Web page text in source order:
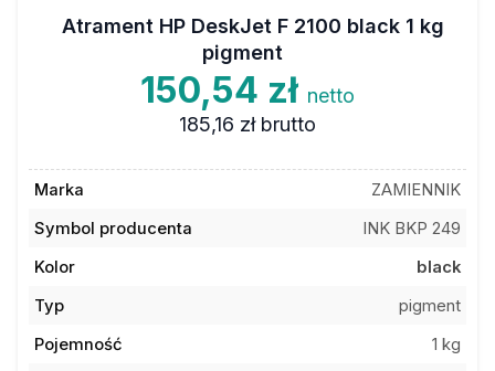
Atrament HP DeskJet F 2100 black 1 kg
pigment
150,54 zł netto
185,16 zł brutto
Marka
ZAMIENNIK
Symbol producenta
INK BKP 249
Kolor
black
Typ
pigment
Pojemność
1 kg